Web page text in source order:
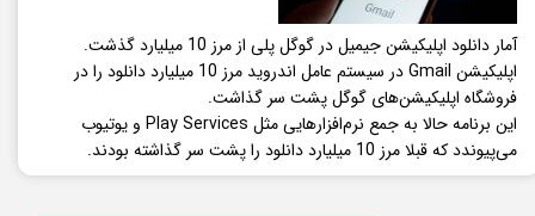
آمار دانلود اپلیکیشن جیمیل در گوگل پلی از مرز 10 میلیارد گذشت.
اپلیکیشن Gmail در سیستم عامل اندروید مرز 10 میلیارد دانلود را در
فروشگاه اپلیکیشن‌های گوگل پشت سر گذاشت.
این برنامه حالا به جمع نرم‌افزارهایی مثل Play Services و یوتیوب
می‌پیوندد که قبلا مرز 10 میلیارد دانلود را پشت سر گذاشته بودند.